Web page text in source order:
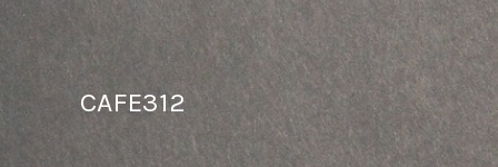
CAFE312